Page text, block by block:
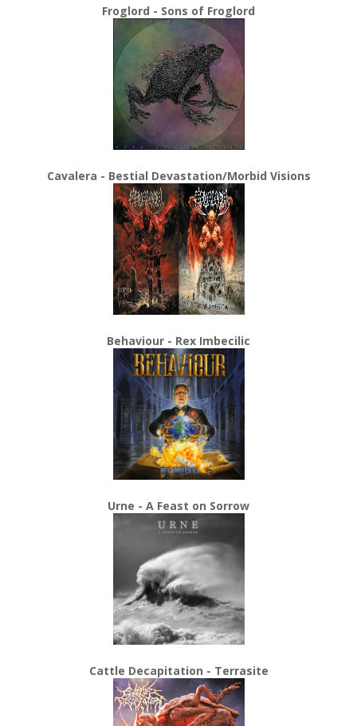
Froglord - Sons of Froglord
Cavalera - Bestial Devastation/Morbid Visions
Behaviour - Rex Imbecilic
Urne - A Feast on Sorrow
Cattle Decapitation - Terrasite